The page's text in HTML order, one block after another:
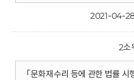
2021-04-
2소
「문화재수리 등에 관한 법률